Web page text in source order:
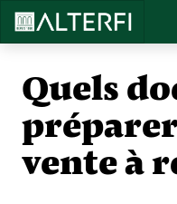
Quels
vente à